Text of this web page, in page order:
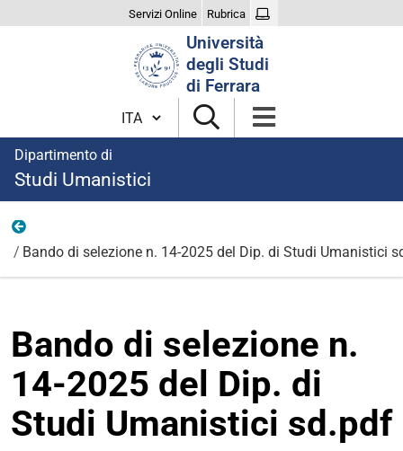
Servizi Online Rubrica
Università
degli Studi
di Ferrara
Cambia lingua
Dipartimento di
Studi Umanistici
Bando di selezione n. 14-2025 del Dip. di Studi Umanistici
Bando di selezione n.
14-2025 del Dip. di
Studi Umanistici sd.pdf